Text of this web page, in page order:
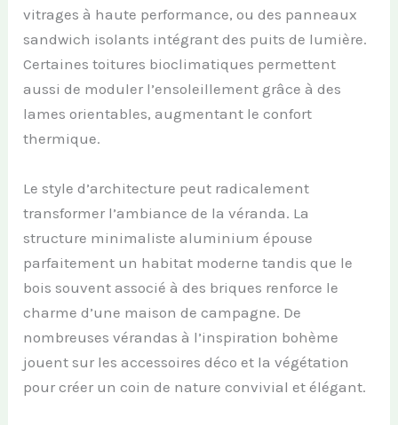
vitrages à haute performance, ou des panneaux
sandwich isolants intégrant des puits de lumière.
Certaines toitures bioclimatiques permettent
aussi de moduler l’ensoleillement grâce à des
lames orientables, augmentant le confort
thermique.
Le style d’architecture peut radicalement
transformer l’ambiance de la véranda. La
structure minimaliste aluminium épouse
parfaitement un habitat moderne tandis que le
bois souvent associé à des briques renforce le
charme d’une maison de campagne. De
nombreuses vérandas à l’inspiration bohème
jouent sur les accessoires déco et la végétation
pour créer un coin de nature convivial et élégant.